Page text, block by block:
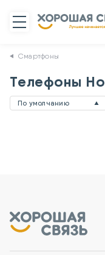
Смартфоны
Телефоны
По умолчанию